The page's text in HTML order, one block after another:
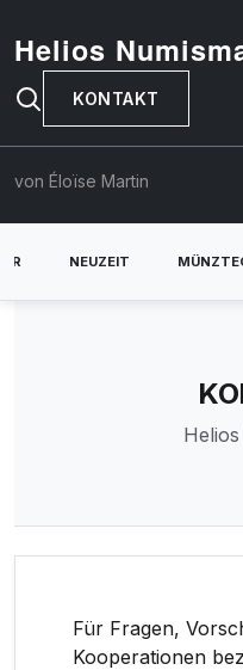
Helios
KONTAKT
von Éloïse Martin
NEUZEIT
Für Fragen,
Kooperationen